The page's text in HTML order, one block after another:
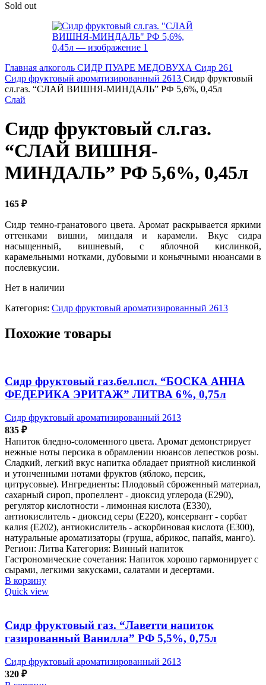
Sold out
Главная алкоголь СИДР ПУАРЕ МЕДОВУХА Сидр 261
Сидр фруктовый ароматизированный 2613 Сидр фруктовый
сл.газ. “СЛАЙ ВИШНЯ-МИНДАЛЬ” РФ 5,6%, 0,45л
Слай
Сидр фруктовый сл.газ.
“СЛАЙ ВИШНЯ-
МИНДАЛЬ” РФ 5,6%, 0,45л
165 ₽
Сидр темно-гранатового цвета. Аромат раскрывается яркими
оттенками вишни, миндаля и карамели. Вкус сидра
насыщенный, вишневый, с яблочной кислинкой,
карамельными нотками, дубовыми и коньячными нюансами в
послевкусии.
Нет в наличии
Категория: Сидр фруктовый ароматизированный 2613
Похожие товары
Сидр фруктовый газ.бел.псл. “БОСКА АННА
ФЕДЕРИКА ЭРИТАЖ” ЛИТВА 6%, 0,75л
Сидр фруктовый ароматизированный 2613
835 ₽
Напиток бледно-соломенного цвета. Аромат демонстрирует
нежные ноты персика в обрамлении нюансов лепестков розы.
Сладкий, легкий вкус напитка обладает приятной кислинкой
и утонченными нотами фруктов (яблоко, персик,
цитрусовые). Ингредиенты: Плодовый сброженный материал,
сахарный сироп, пропеллент - диоксид углерода (Е290),
регулятор кислотности - лимонная кислота (Е330),
антиокислитель - диоксид серы (Е220), консервант - сорбат
калия (Е202), антиокислитель - аскорбиновая кислота (Е300),
натуральные ароматизаторы (груша, абрикос, папайя, манго).
Регион: Литва Категория: Винный напиток
Гастрономические сочетания: Напиток хорошо гармонирует с
сырами, легкими закусками, салатами и десертами.
В корзину
Quick view
Сидр фруктовый газ. “Лаветти напиток
газированный Ванилла” РФ 5,5%, 0,75л
Сидр фруктовый ароматизированный 2613
320 ₽